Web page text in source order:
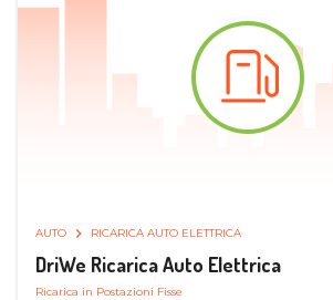
AUTO RICARICA AUTO ELETTRICA
DriWe Ricarica Auto Elettrica
Ricarica in Postazioni Fisse